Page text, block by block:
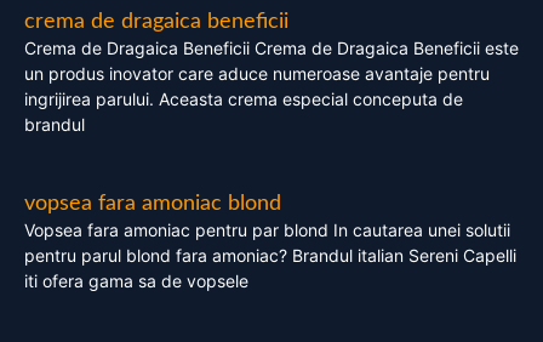
crema de dragaica beneficii
Crema de Dragaica Beneficii Crema de Dragaica Beneficii este
un produs inovator care aduce numeroase avantaje pentru
ingrijirea parului. Aceasta crema especial conceputa de
brandul
vopsea fara amoniac blond
Vopsea fara amoniac pentru par blond In cautarea unei solutii
pentru parul blond fara amoniac? Brandul italian Sereni Capelli
iti ofera gama sa de vopsele